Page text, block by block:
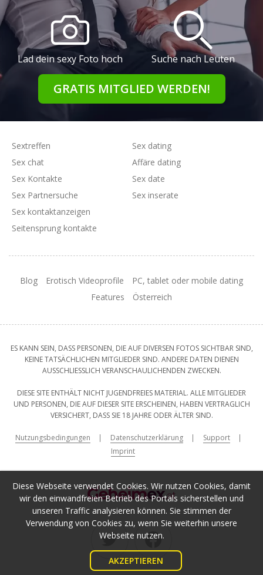
Lad dein sexy Foto hoch Suche nach Leuten
GRATIS MITGLIED WERDEN!
Diese Webseite verwendet Cookies. Wir nutzen Cookies, damit
wir den einwandfreien Betrieb des Portals sicherstellen und
unseren Traffic analysieren können. Sie stimmen der
Verwendung von Cookies zu, wenn Sie weiterhin unsere
Webseite nutzen.
AKZEPTIEREN
Sextreffen
Sex chat
Sex Kontakte
Sex dating
Affäre dating
Sex date
Sex Partnersuche
Sex kontaktanzeigen
Seitensprung kontakte
Sex inserate
Blog Erotisch Videoprofile
PC, tablet oder mobile dating
Features
Österreich
ES KANN SEIN, DASS PERSONEN, DIE AUF DIVERSEN FOTOS SICHTBAR SIND,
KEINE TATSÄCHLICHEN MITGLIEDER SIND. ANDERE DATEN DIENEN
AUSSCHLIESSLICH VERANSCHAULICHENDEN ZWECKEN.
DIESE SITE ENTHÄLT NICHT JUGENDFREIES MATERIAL. ALLE MITGLIEDER
UND PERSONEN, DIE AUF DIESER SITE ERSCHEINEN, HABEN VERTRAGLICH
VERSICHERT, DASS SIE 18 JAHRE ODER ÄLTER SIND.
Nutzungsbedingungen Datenschutzerklärung
Support
Imprint